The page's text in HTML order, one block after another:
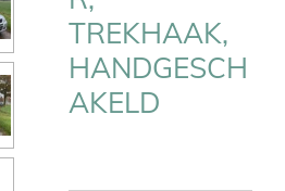
TREKHAAK,
HANDGESCH
AKELD